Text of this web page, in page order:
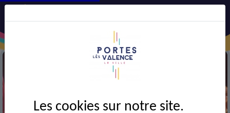
Les cookies sur notre site.